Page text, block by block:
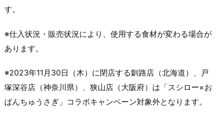
す。
※仕入状況・販売状況により、使用する食材が変わる場合が
あります。
※2023年11月30日（木）に閉店する釧路店（北海道）、戸
塚深谷店（神奈川県）、狭山店（大阪府）は「スシロー×お
ぱんちゅうさぎ」コラボキャンペーン対象外となります。